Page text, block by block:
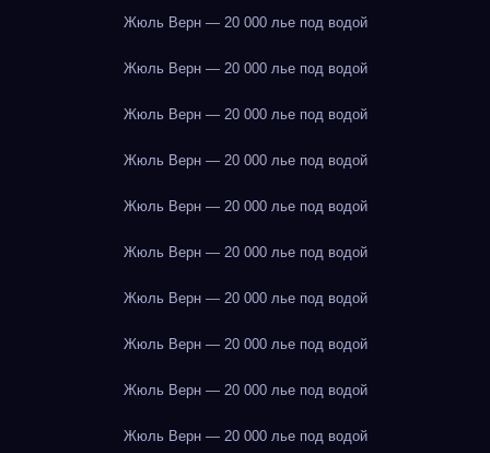
Жюль Верн — 20 000 лье под водой
Жюль Верн — 20 000 лье под водой
Жюль Верн — 20 000 лье под водой
Жюль Верн — 20 000 лье под водой
Жюль Верн — 20 000 лье под водой
Жюль Верн — 20 000 лье под водой
Жюль Верн — 20 000 лье под водой
Жюль Верн — 20 000 лье под водой
Жюль Верн — 20 000 лье под водой
Жюль Верн — 20 000 лье под водой